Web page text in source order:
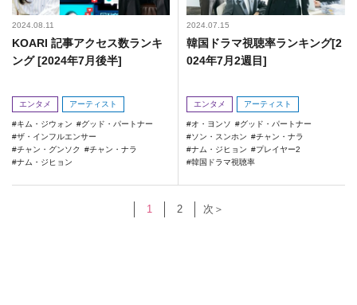
2024.08.11
KOARI 記事アクセス数ランキ
ング [2024年7月後半]
エンタメ アーティスト
キム・ジウォン
グッド・パートナー
ザ・インフルエンサー
チャン・グンソク
チャン・ナラ
ナム・ジヒョン
2024.07.15
韓国ドラマ視聴率ランキング[2
024年7月2週目]
エンタメ アーティスト
オ・ヨンソ
グッド・パートナー
ソン・スンホン
チャン・ナラ
ナム・ジヒョン
プレイヤー2
韓国ドラマ視聴率
1 2 次＞